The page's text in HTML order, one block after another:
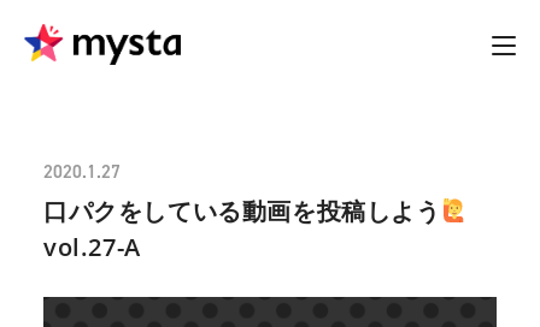
2020.1.27
口パクをしている動画を投稿しよう
vol.27-A